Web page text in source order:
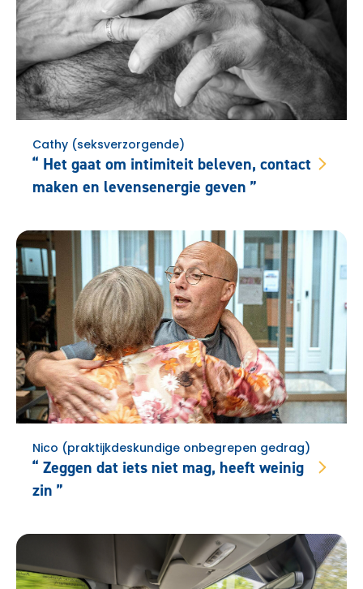
Cathy (seksverzorgende)
Het gaat om intimiteit beleven, contact
maken en levensenergie geven
Nico (praktijkdeskundige onbegrepen gedrag)
Zeggen dat iets niet mag, heeft weinig
zin